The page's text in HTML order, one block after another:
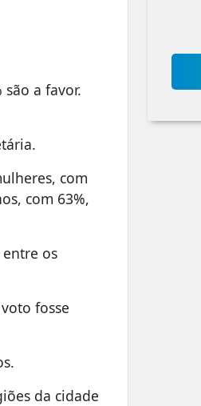
a favor.
com
com 63%,
os
fosse
da cidade